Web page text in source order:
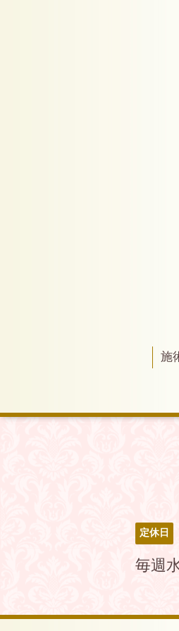
施
定休日
毎週